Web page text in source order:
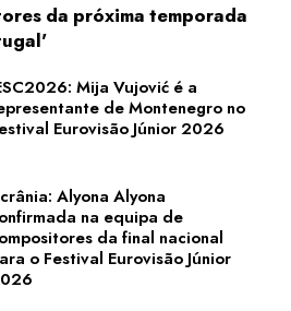
da próxima temporada
Mija Vujović é a
de Montenegro no
Eurovisão Júnior 2026
Alyona Alyona
na equipa de
da final nacional
o Festival Eurovisão Júnior